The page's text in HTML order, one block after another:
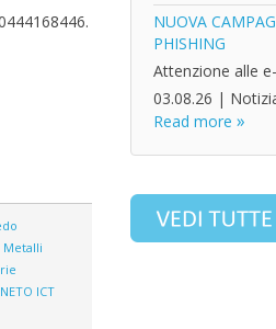
Metalli
ICT
NUOVA
PHISHING
Attenzione alle
03.08.26 |
Read more